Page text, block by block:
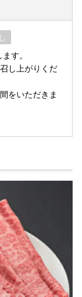
す。
し上がりくだ
をいただきま